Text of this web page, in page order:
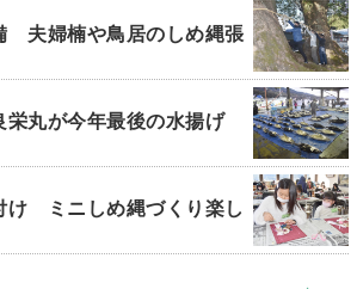
夫婦楠や鳥居のしめ縄張
丸が今年最後の水揚げ
け ミニしめ縄づくり楽し